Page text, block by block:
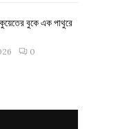
বুকে এক পাথুরে
0